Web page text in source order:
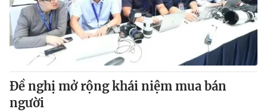
Cơ quan chủ quản:Đài Truyền hình Việt Nam
Cơ quan báo chí:
Thời báo VTV
Giấy phép hoạt động báo in và báo điện tử số 483/GP-BTTTT
cấp ngày 29/12/2023
Tổng Biên tập:Vũ Thanh Thủy
Phó Tổng Biên tập:
Đề nghị mở rộng khái niệm mua bán
người